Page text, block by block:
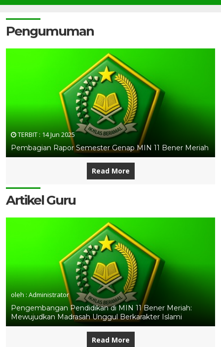
Pengumuman
TERBIT : 14 Jun 2025
Pembagian Rapor Semester Genap MIN 11 Bener Meriah
Read More
Artikel Guru
oleh : Administrator
Pengembangan Pendidikan di MIN 11 Bener Meriah:
Mewujudkan Madrasah Unggul Berkarakter Islami
Read More